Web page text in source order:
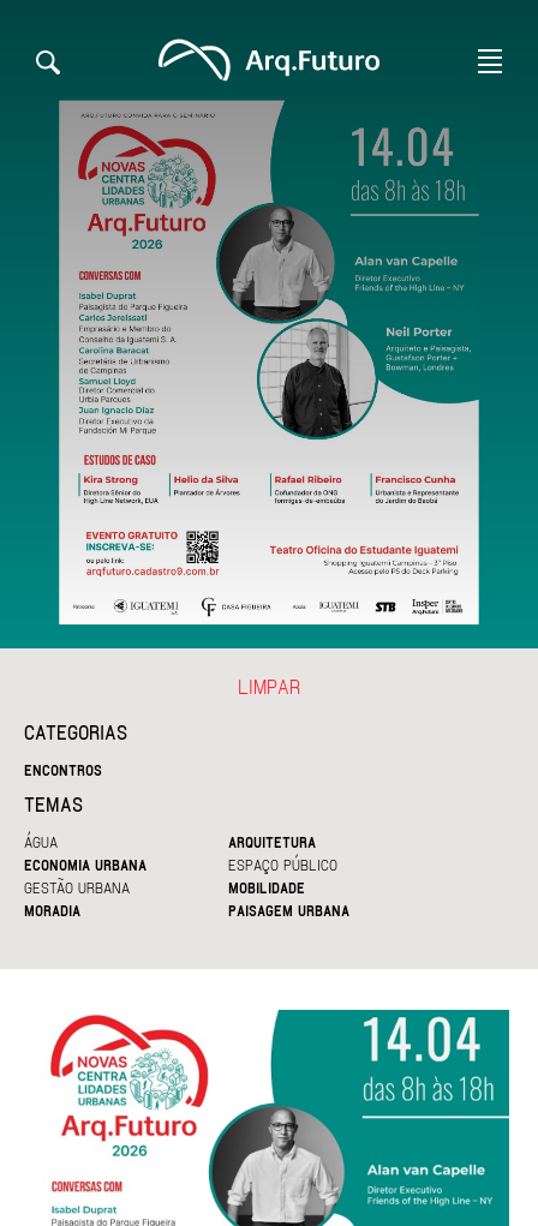
CATEGORIAS
ENCONTROS
TEMAS
ÁGUA
ARQUITETURA
ECONOMIA URBANA
ESPAÇO PÚBLICO
GESTÃO URBANA
MOBILIDADE
MORADIA
PAISAGEM URBANA
LIMPAR